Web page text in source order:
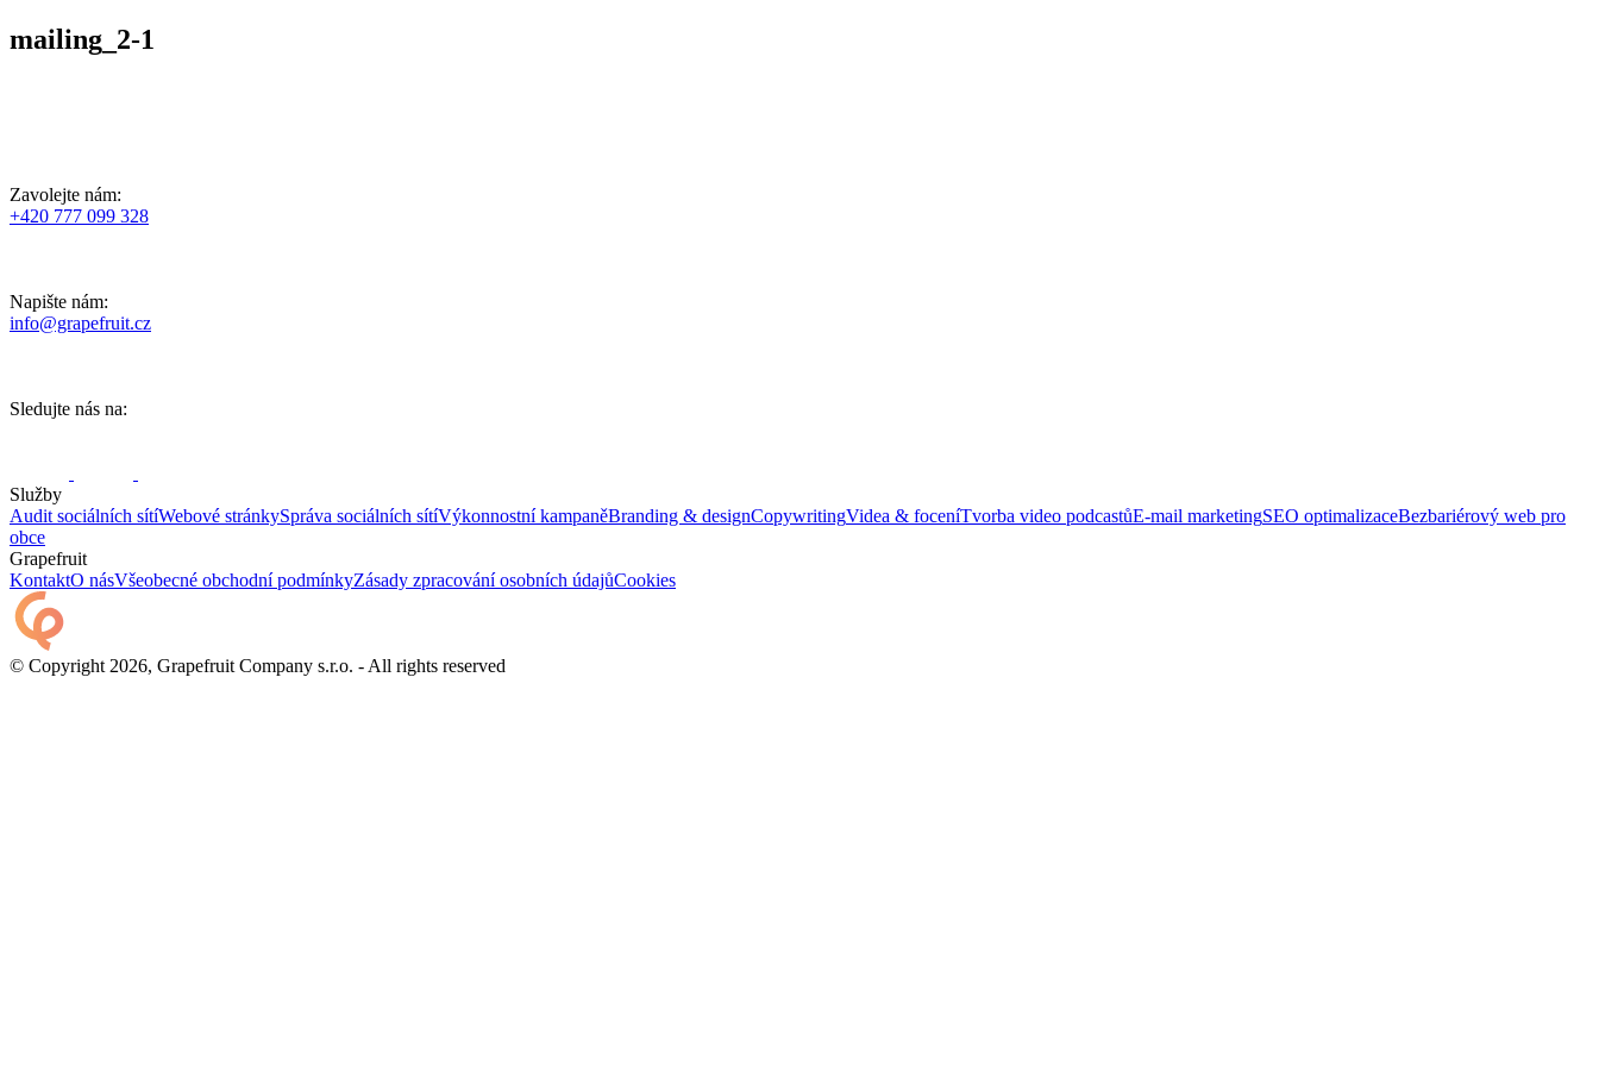
mailing_2-1
Zavolejte nám:
+420 777 099 328
Napište nám:
info@grapefruit.cz
Sledujte nás na:
Služby
Audit sociálních sítíWebové stránkySpráva sociálních sítíVýkonnostní kampaněBranding & designCopywritingVidea & foceníTvorba video podcastůE-mail marketingSEO optimalizaceBezbariérový web pro
obce
Grapefruit
KontaktO násVšeobecné obchodní podmínkyZásady zpracování osobních údajůCookies
© Copyright 2026, Grapefruit Company s.r.o. - All rights reserved